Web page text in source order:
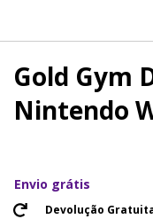
Gold Gym
Nintendo
Envio grátis
Devolução